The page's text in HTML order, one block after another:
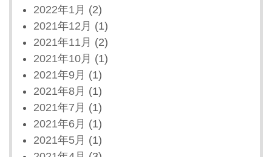
2022年1月 (2)
2021年12月 (1)
2021年11月 (2)
2021年10月 (1)
2021年9月 (1)
2021年8月 (1)
2021年7月 (1)
2021年6月 (1)
2021年5月 (1)